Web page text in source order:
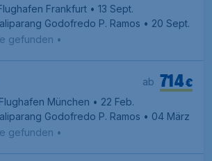
Frankfurt • 13 Sept.
Godofredo P. Ramos • 20 Sept.
gefunden •
€
714
ab
Flughafen München • 22 Feb.
Godofredo P. Ramos • 04 März
gefunden •